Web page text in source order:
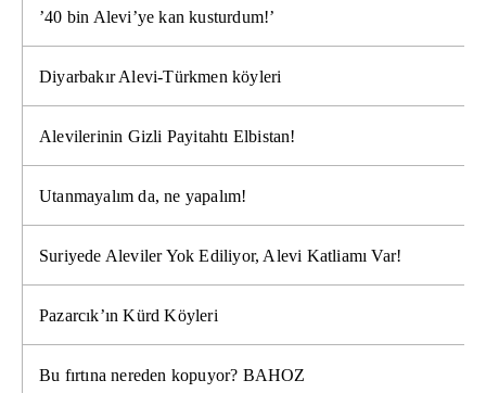
’40 bin Alevi’ye kan kusturdum!’
Diyarbakır Alevi-Türkmen köyleri
Alevilerinin Gizli Payitahtı Elbistan!
Utanmayalım da, ne yapalım!
Suriyede Aleviler Yok Ediliyor, Alevi Katliamı Var!
Pazarcık’ın Kürd Köyleri
Bu fırtına nereden kopuyor? BAHOZ